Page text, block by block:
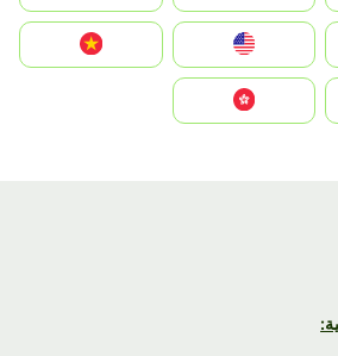
United States
Vietnam